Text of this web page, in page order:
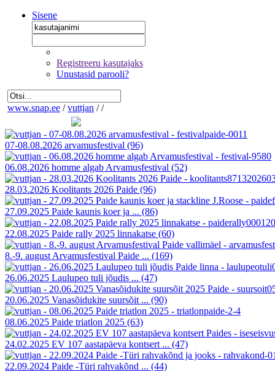
Sisene
Registreeru kasutajaks
Unustasid parooli?
www.snap.ee / vuttjan / /
07-08.08.2026 arvamusfestival (96)
06.08.2026 homme algab Arvamusfestival (52)
28.03.2026 Koolitants 2026 Paide (96)
27.09.2025 Paide kaunis koer ja ... (86)
22.08.2025 Paide rally 2025 linnakatse (60)
8.-9. august Arvamusfestival Paide ... (169)
26.06.2025 Laulupeo tuli jõudis ... (47)
20.06.2025 Vanasõidukite suursõit ... (90)
08.06.2025 Paide triatlon 2025 (63)
24.02.2025 EV 107 aastapäeva kontsert ... (47)
22.09.2024 Paide -Türi rahvakõnd ... (44)